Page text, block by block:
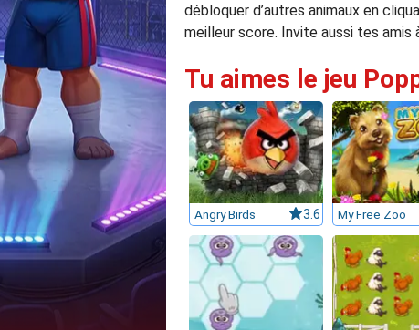
débloquer d’autres animaux en
meilleur score. Invite aussi tes
Tu aimes le jeu
Angry Birds 3.6 My Free Zoo